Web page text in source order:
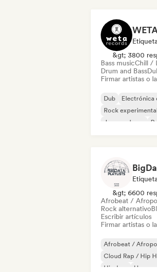
&gt; 3800
Bass musicChill /
Drum and Bass
Firmar artistas o
Dub
Electrónica
Rock
Jazz moderno
&gt; 6600
Afrobeat /
Rock alternativo
Escribir artículos
Firmar artistas o
Afrobeat /
Cloud Rap / Hip
Hip-hop